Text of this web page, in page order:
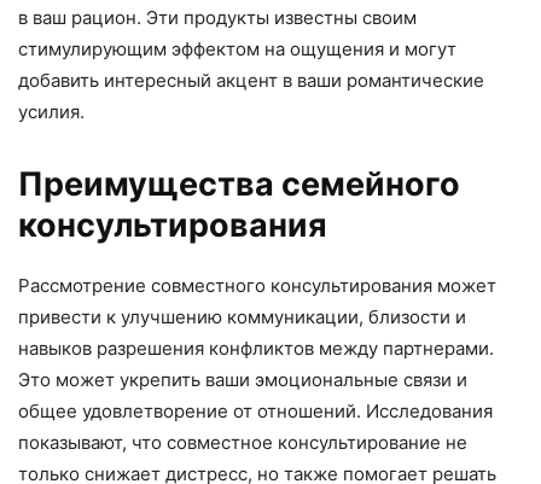
в ваш рацион. Эти продукты известны своим
стимулирующим эффектом на ощущения и могут
добавить интересный акцент в ваши романтические
усилия.
Преимущества семейного
консультирования
Рассмотрение совместного консультирования может
привести к улучшению коммуникации, близости и
навыков разрешения конфликтов между партнерами.
Это может укрепить ваши эмоциональные связи и
общее удовлетворение от отношений. Исследования
показывают, что совместное консультирование не
только снижает дистресс, но также помогает решать